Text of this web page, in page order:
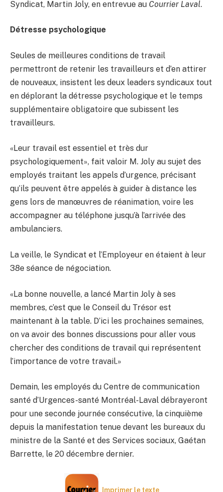
Syndicat, Martin Joly, en entrevue au Courrier Laval.
Détresse psychologique
Seules de meilleures conditions de travail
permettront de retenir les travailleurs et d’en attirer
de nouveaux, insistent les deux leaders syndicaux tout
en déplorant la détresse psychologique et le temps
supplémentaire obligatoire que subissent les
travailleurs.
«Leur travail est essentiel et très dur
psychologiquement», fait valoir M. Joly au sujet des
employés traitant les appels d’urgence, précisant
qu’ils peuvent être appelés à guider à distance les
gens lors de manœuvres de réanimation, voire les
accompagner au téléphone jusqu’à l’arrivée des
ambulanciers.
La veille, le Syndicat et l’Employeur en étaient à leur
38e séance de négociation.
«La bonne nouvelle, a lancé Martin Joly à ses
membres, c’est que le Conseil du Trésor est
maintenant à la table. D’ici les prochaines semaines,
on va avoir des bonnes discussions pour aller vous
chercher des conditions de travail qui représentent
l’importance de votre travail.»
Demain, les employés du Centre de communication
santé d’Urgences-santé Montréal-Laval débrayeront
pour une seconde journée consécutive, la cinquième
depuis la manifestation tenue devant les bureaux du
ministre de la Santé et des Services sociaux, Gaétan
Barrette, le 20 décembre dernier.
Imprimer le texte